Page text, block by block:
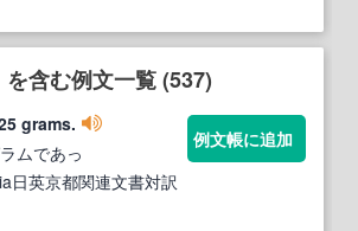
を含む例文一覧 (537)
grams.
ムであっ
日英京都関連文書対訳
例文帳に追加